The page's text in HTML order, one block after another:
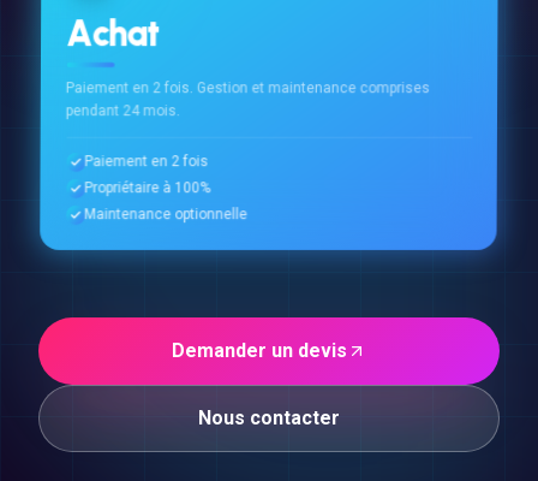
Achat
Paiement en 2 fois. Gestion et maintenance comprises
pendant 24 mois.
Paiement en 2 fois
Propriétaire à 100%
Maintenance optionnelle
Demander un devis
Nous contacter